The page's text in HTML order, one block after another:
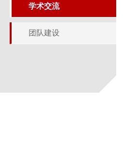
学术交流
团队建设